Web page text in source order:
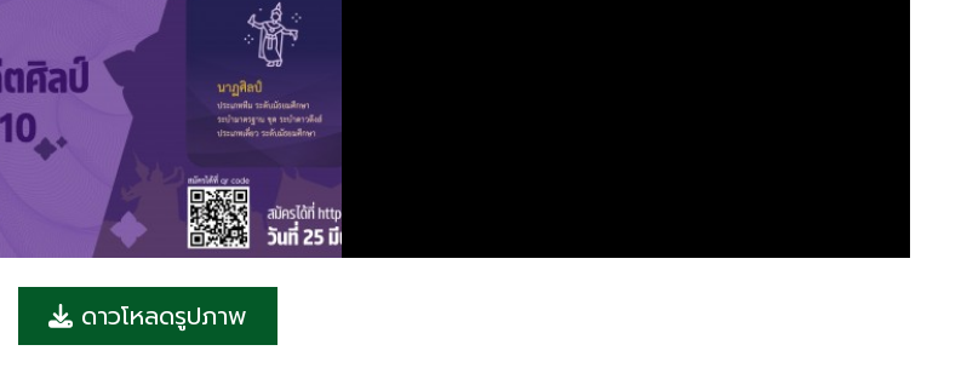
ดาวโหลดรูปภาพ